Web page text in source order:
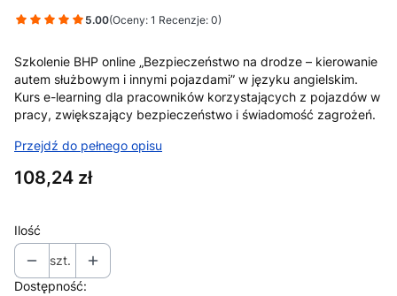
5.00(Oceny: 1 Recenzje: 0)
Szkolenie BHP online „Bezpieczeństwo na drodze – kierowanie
autem służbowym i innymi pojazdami” w języku angielskim.
Kurs e-learning dla pracowników korzystających z pojazdów w
pracy, zwiększający bezpieczeństwo i świadomość zagrożeń.
Przejdź do pełnego opisu
Cena
108,24 zł
Ilość
szt.
Dostępność: